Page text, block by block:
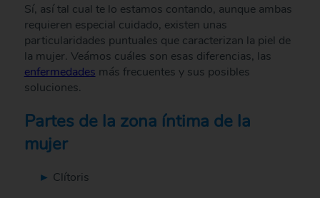
Sí, así tal cual te lo estamos contando, aunque ambas
requieren especial cuidado, existen unas
particularidades puntuales que caracterizan la piel de
la mujer. Veámos cuáles son esas diferencias, las
enfermedades más frecuentes y sus posibles
soluciones.
Partes de la zona íntima de la
mujer
Clítoris